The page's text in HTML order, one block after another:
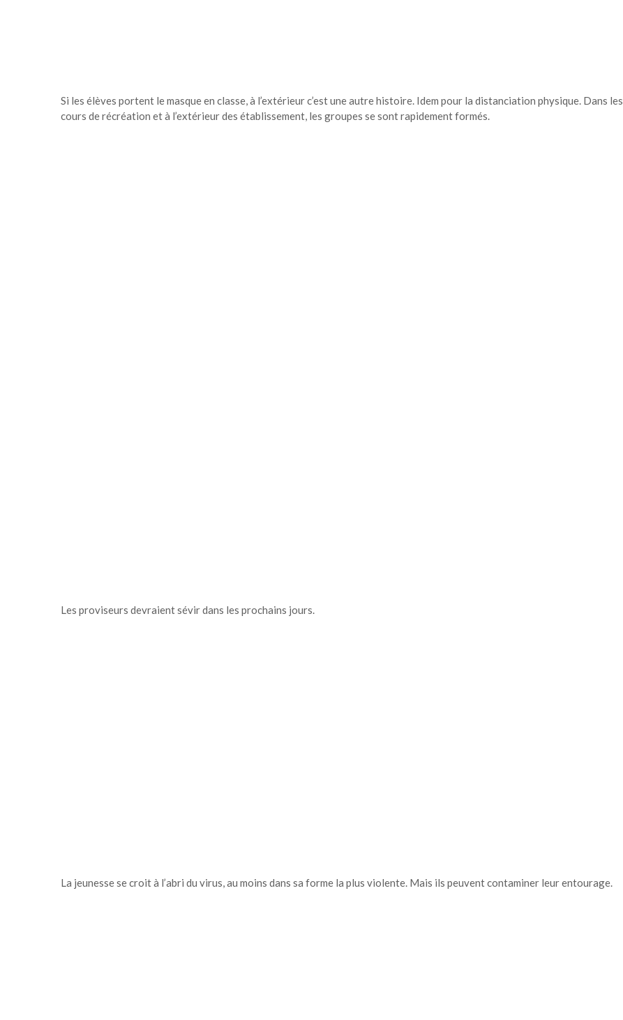
Si les élèves portent le masque en classe, à l’extérieur c’est une autre histoire. Idem pour la distanciation physique. Dans les
cours de récréation et à l’extérieur des établissement, les groupes se sont rapidement formés.
Les proviseurs devraient sévir dans les prochains jours.
La jeunesse se croit à l’abri du virus, au moins dans sa forme la plus violente. Mais ils peuvent contaminer leur entourage.